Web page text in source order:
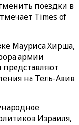
поездки в
Times of
Мауриса Хирша,
армии
представляют
на Тель-Авив
Израиля,